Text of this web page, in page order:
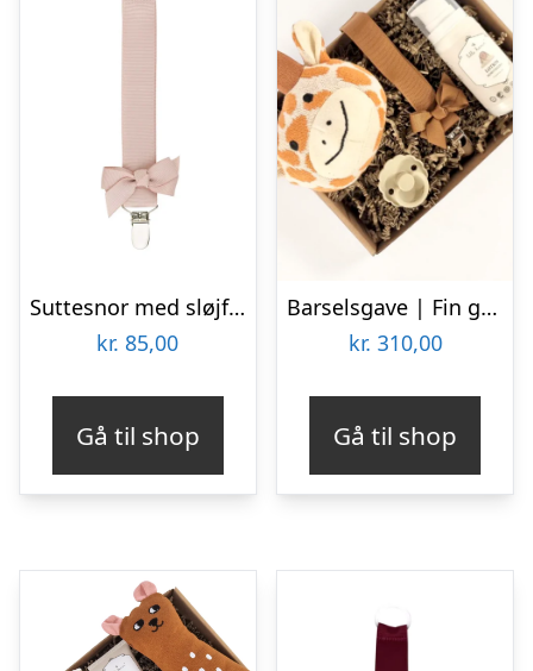
Suttesnor med sløjfe, Vanilje – By Stær
kr. 85,00
Gå til shop
Barselsgave | Fin gave med dyr
kr. 310,00
Gå til shop